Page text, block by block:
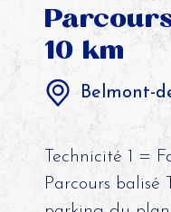
10 km
Belmont-
Technicité 1 =
Parcours